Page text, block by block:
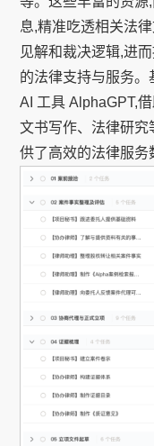
息,精准吃透相关法
见解和裁决逻辑,进
的法律支持与服务
AI 工具 AlphaGPT,
文书写作、法律研究
供了高效的法律服务